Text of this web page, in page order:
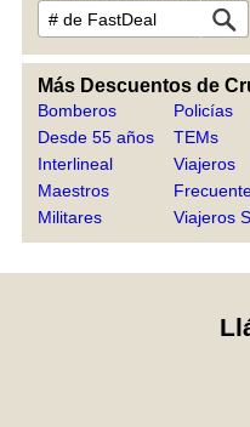
Más Descuentos de
Bomberos
Desde 55 años
Interlineal
Maestros
Militares
Policías
TEMs
Viajeros
Viajeros